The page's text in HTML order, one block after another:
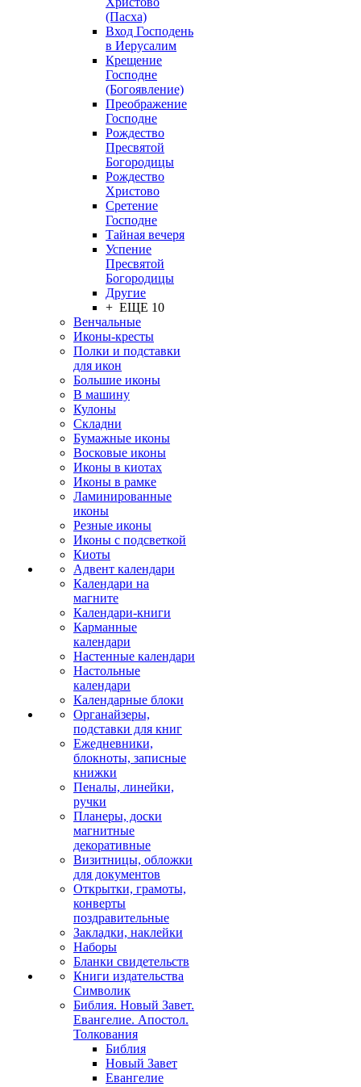
(Пасха)
Вход Господень
в Иерусалим
Крещение
Господне
(Богоявление)
Преображение
Господне
Рождество
Пресвятой
Богородицы
Рождество
Христово
Сретение
Господне
Тайная вечеря
Успение
Пресвятой
Богородицы
Другие
+ ЕЩЕ 10
Венчальные
Иконы-кресты
Полки и подставки
для икон
Большие иконы
В машину
Кулоны
Складни
Бумажные иконы
Восковые иконы
Иконы в киотах
Иконы в рамке
Ламинированные
иконы
Резные иконы
Иконы с подсветкой
Киоты
Адвент календари
Календари на
магните
Календари-книги
Карманные
календари
Настенные календари
Настольные
календари
Календарные блоки
Органайзеры,
подставки для книг
Ежедневники,
блокноты, записные
книжки
Пеналы, линейки,
ручки
Планеры, доски
магнитные
декоративные
Визитницы, обложки
для документов
Открытки, грамоты,
конверты
поздравительные
Закладки, наклейки
Наборы
Бланки свидетельств
Книги издательства
Символик
Библия. Новый Завет.
Евангелие. Апостол.
Толкования
Библия
Новый Завет
Евангелие